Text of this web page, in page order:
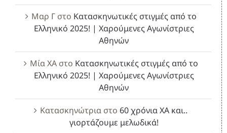
Μαρ Γστο Κατασκηνωτικές στιγμές από το
Ελληνικό 2025! | Χαρούμενες Αγωνίστριες
Αθηνών
Μία ΧΑστο Κατασκηνωτικές στιγμές από το
Ελληνικό 2025! | Χαρούμενες Αγωνίστριες
Αθηνών
Κατασκηνώτρια στο 60 χρόνια ΧΑ και..
γιορτάζουμε μελωδικά!